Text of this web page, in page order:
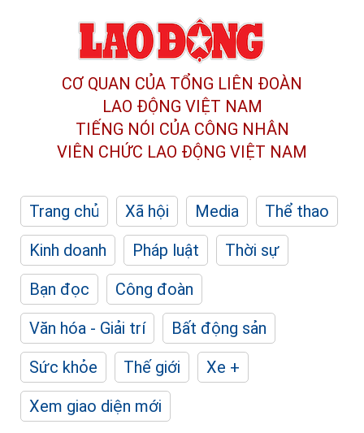
CƠ QUAN CỦA TỔNG LIÊN ĐOÀN
LAO ĐỘNG VIỆT NAM
TIẾNG NÓI CỦA CÔNG NHÂN
VIÊN CHỨC LAO ĐỘNG VIỆT NAM
Trang chủ Xã hội Media
Thể thao
Kinh doanh
Pháp luật
Thời sự
Bạn đọc
Công đoàn
Văn hóa - Giải trí
Bất động sản
Sức khỏe
Thế giới
Xe +
Xem giao diện mới